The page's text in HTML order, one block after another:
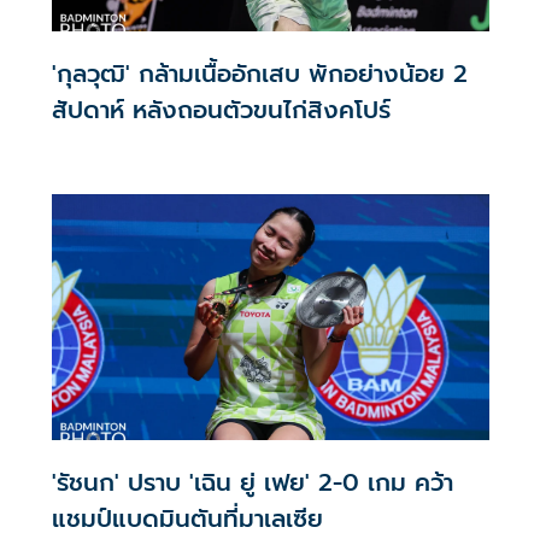
'กุลวุฒิ' กล้ามเนื้ออักเสบ พักอย่างน้อย 2
สัปดาห์ หลังถอนตัวขนไก่สิงคโปร์
'รัชนก' ปราบ 'เฉิน ยู่ เฟย' 2-0 เกม คว้า
แชมป์แบดมินตันที่มาเลเซีย